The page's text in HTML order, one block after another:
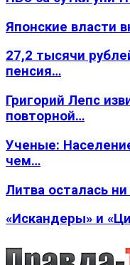
Японские власти
27,2 тысячи
пенсия…
Григорий Лепс
повторной…
Ученые:
чем…
Литва осталась
«Искандеры» и